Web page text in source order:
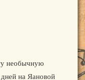
необычную
на Яановой